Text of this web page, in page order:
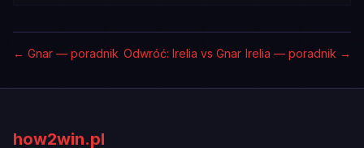
← Gnar — poradnik Odwróć: Irelia vs Gnar Irelia — poradnik →
how2win.pl